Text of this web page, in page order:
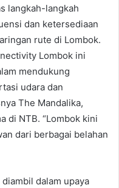
langkah-langkah
dan ketersediaan
rute di Lombok.
Lombok ini
mendukung
udara dan
The Mandalika,
di NTB. “Lombok kini
dari berbagai belahan
dalam upaya